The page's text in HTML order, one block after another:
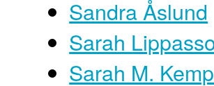
Sandra Åslund
Sarah
Sarah M.